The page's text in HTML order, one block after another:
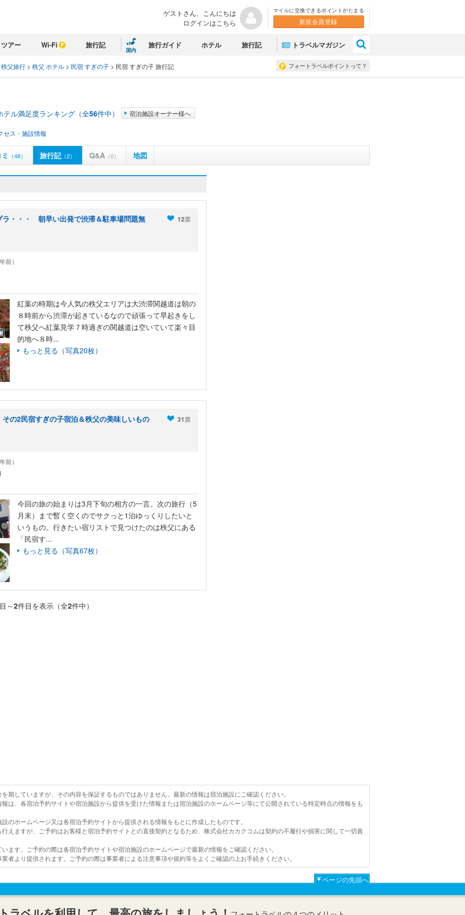
ゲストさん、こんにちは
ログインはこちら
マイルに交換できるポイントがたまる
新規会員登録
ツアー Wi-Fi 旅行記
国内
旅行ガイド ホテル 旅行記 トラベルマガジン
フォートラベルポイントって？
秩父旅行 > 秩父 ホテル > 民宿 すぎの子 > 民宿 すぎの子 旅行記
テル満足度ランキング（全56件中） 宿泊施設オーナー様へ
セス・施設情報
（48） 旅行記（2） Q&A （0） 地図
・・・ 朝早い出発で渋滞＆駐車場問題無
12票
前）
紅葉の時期は今人気の秩父エリアは大渋滞関越道は朝の
８時前から渋滞が起きているなので頑張って早起きをし
て秩父へ紅葉見学７時過ぎの関越道は空いていて楽々目
的地へ８時...
もっと見る（写真20枚）
の2民宿すぎの子宿泊＆秩父の美味しいもの
31票
前）
今回の旅の始まりは3月下旬の相方の一言。次の旅行（5
月末）まで暫く空くのでサクっと1泊ゆっくりしたいと
いうもの。行きたい宿リストで見つけたのは秩父にある
「民宿す...
もっと見る（写真67枚）
～2件目を表示（全2件中）
期していますが、その内容を保証するものではありません。最新の情報は宿泊施設にご確認ください。
は、各宿泊予約サイトや宿泊施設から提供を受けた情報または宿泊施設のホームページ等にて公開されている特定時点の情報をも
のホームページ又は各宿泊予約サイトから提供される情報をもとに作成したものです。
えますが、ご予約はお客様と宿泊予約サイトとの直接契約となるため、株式会社カカクコムは契約の不履行や損害に関して一切責
ます。ご予約の際は各宿泊予約サイトや宿泊施設のホームページで最新の情報をご確認ください。
者より提供されます。ご予約の際は事業者による注意事項や規約等をよくご確認の上お手続きください。
ページの先頭へ